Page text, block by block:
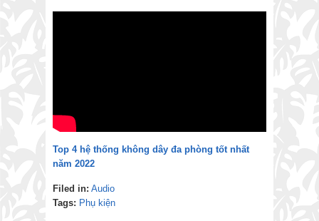
Top 4 hệ thống không dây đa phòng tốt nhất
năm 2022
Filed in: Audio
Tags: Phụ kiện